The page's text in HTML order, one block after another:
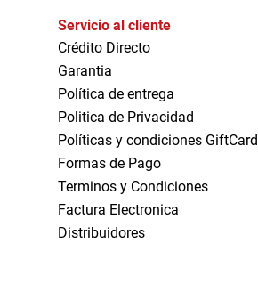
Servicio al cliente
Crédito Directo
Garantia
Política de entrega
Politica de Privacidad
Políticas y condiciones GiftCard
Formas de Pago
Terminos y Condiciones
Factura Electronica
Distribuidores